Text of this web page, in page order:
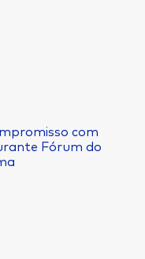
com
Fórum do